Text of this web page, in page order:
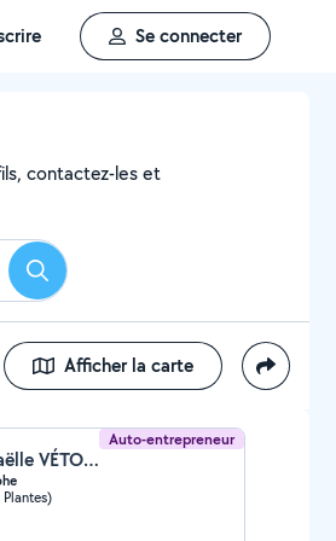
Se connecter
contactez-les et
Rechercher
Afficher la carte
Auto-entrepreneur
Maëlle Vétois (Maëlle VÉTOIS)